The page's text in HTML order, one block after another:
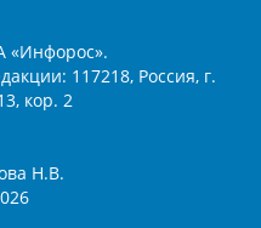
«Инфорос».
117218, Россия, г.
кор. 2
Н.В.